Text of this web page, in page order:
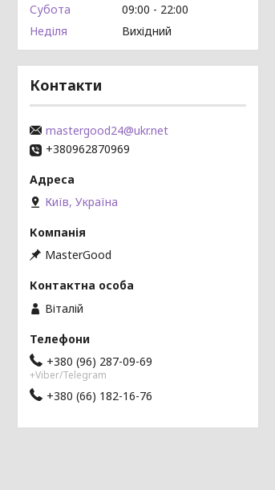
Субота
09:00
22:00
Неділя
Вихідний
Контакти
mastergood24@ukr.net
+380962870969
Київ, Україна
MasterGood
Віталій
+380 (96) 287-09-69
+Viber/Telegram
+380 (66) 182-16-76